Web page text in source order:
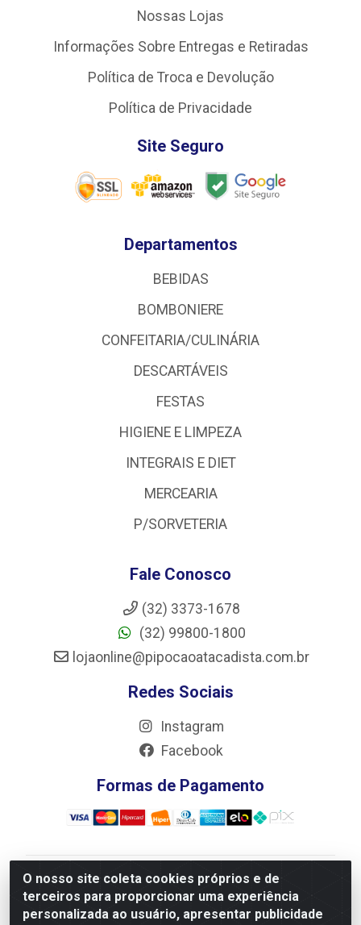
O nosso site coleta cookies próprios e de
terceiros para proporcionar uma experiência
personalizada ao usuário, apresentar publicidade
Nossas Lojas
Informações Sobre Entregas e Retiradas
Política de Troca e Devolução
Política de Privacidade
Site Seguro
Departamentos
BEBIDAS
BOMBONIERE
CONFEITARIA/CULINÁRIA
DESCARTÁVEIS
FESTAS
HIGIENE E LIMPEZA
INTEGRAIS E DIET
MERCEARIA
P/SORVETERIA
Fale Conosco
(32) 3373-1678
(32) 99800-1800
lojaonline@pipocaoatacadista.com.br
Redes Sociais
Instagram
Facebook
Formas de Pagamento
JRS Distribuição e Logística LTDA - Rua Antônio do
Sacramento Torga 70, Vila Nossa Senhora de Fatima -
São João Del Rei/MG - CEP 36305-334 - CNPJ